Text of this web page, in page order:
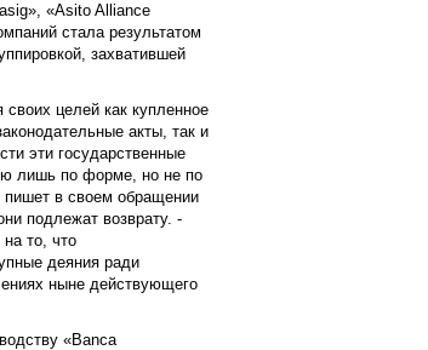
«Asito Alliance
стала результатом
захватившей
целей как купленное
акты, так и
эти государственные
лишь по форме, но не по
в своем обращении
подлежат возврату. -
то, что
деяния ради
ныне действующего
«Banca